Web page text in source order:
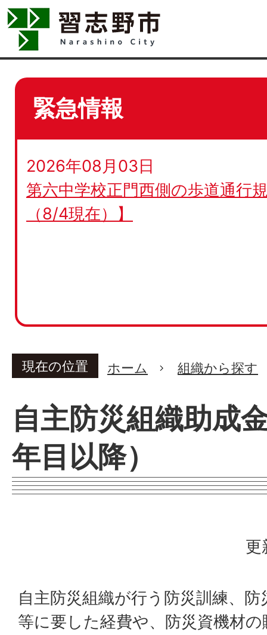
緊急情報
2026年08月03日
第六中学校正門西側の歩道通行
（8/4現在）】
現在の位置 ホーム 組織から探す
自主防災組織助成
年目以降）
更
自主防災組織が行う防災訓練、
等に要した経費や、防災資機材